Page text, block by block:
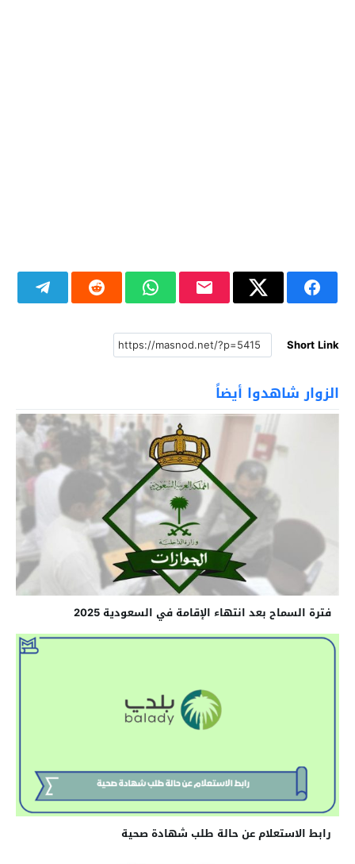
Short Link
الزوار شاهدوا أيضاً
فترة السماح بعد انتهاء الإقامة في السعودية 2025
رابط الاستعلام عن حالة طلب شهادة صحية